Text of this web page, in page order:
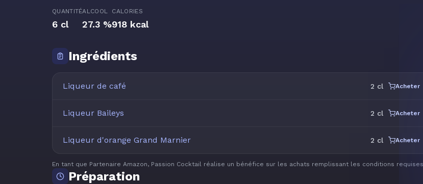
QUANTITÉ
6 cl
ALCOOL
27.3 %
CALORIES
918 kcal
Ingrédients
Liqueur de café 2 cl Acheter
Liqueur Baileys 2 cl Acheter
Liqueur d'orange Grand Marnier 2 cl Acheter
En tant que Partenaire Amazon, Passion Cocktail réalise un bénéfice sur les achats remplissant les conditions
Préparation